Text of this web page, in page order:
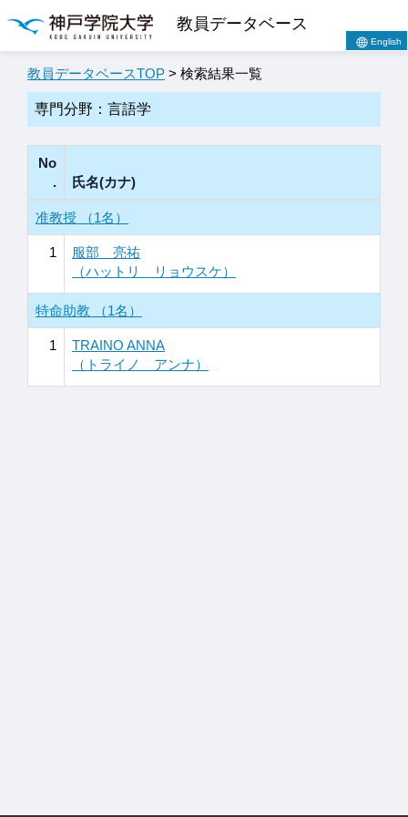
教員データベース
English
教員データベースTOP > 検索結果一覧
専門分野：言語学
No
.
氏名(カナ)
准教授 （1名）
1
服部 亮祐
（ハットリ リョウスケ）
特命助教 （1名）
1
TRAINO ANNA
（トライノ アンナ）